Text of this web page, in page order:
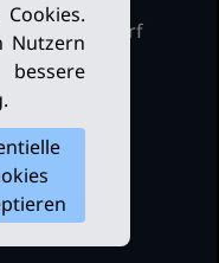
Stahnsdorf
Nutzern